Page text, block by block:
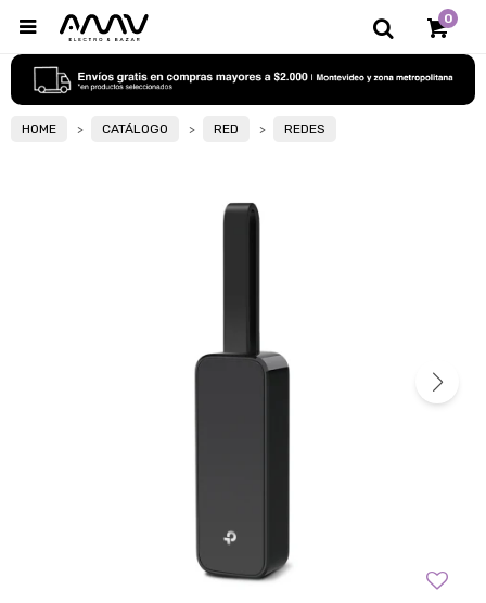
0

HOME CATÁLOGO RED REDES